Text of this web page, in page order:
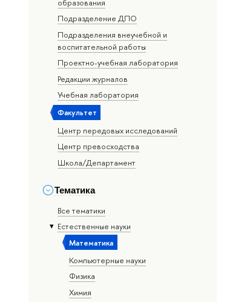
образования
Подразделение ДПО
Подразделения внеучебной и
воспитательной работы
Проектно-учебная лаборатория
Редакции журналов
Учебная лаборатория
Факультет
Центр передовых исследований
Центр превосходства
Школа/Департамент
Тематика
Все тематики
Естественные науки
Математика
Компьютерные науки
Физика
Химия